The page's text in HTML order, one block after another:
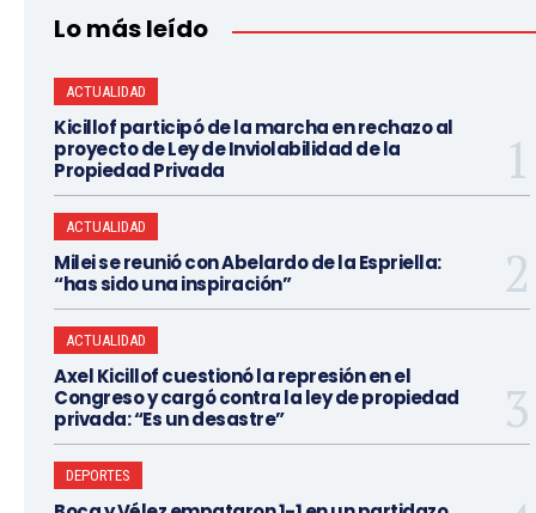
Lo más leído
ACTUALIDAD
Kicillof participó de la marcha en rechazo al
proyecto de Ley de Inviolabilidad de la
Propiedad Privada
ACTUALIDAD
Milei se reunió con Abelardo de la Espriella:
“has sido una inspiración”
ACTUALIDAD
Axel Kicillof cuestionó la represión en el
Congreso y cargó contra la ley de propiedad
privada: “Es un desastre”
DEPORTES